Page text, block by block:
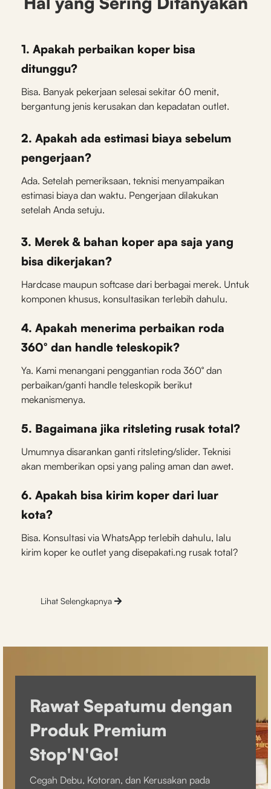
1. Apakah perbaikan koper bisa
ditunggu?
Bisa. Banyak pekerjaan selesai sekitar 60 menit,
bergantung jenis kerusakan dan kepadatan outlet.
2. Apakah ada estimasi biaya sebelum
pengerjaan?
Ada. Setelah pemeriksaan, teknisi menyampaikan
estimasi biaya dan waktu. Pengerjaan dilakukan
setelah Anda setuju.
3. Merek & bahan koper apa saja yang
bisa dikerjakan?
Hardcase maupun softcase dari berbagai merek. Untuk
komponen khusus, konsultasikan terlebih dahulu.
4. Apakah menerima perbaikan roda
360° dan handle teleskopik?
Ya. Kami menangani penggantian roda 360° dan
perbaikan/ganti handle teleskopik berikut
mekanismenya.
5. Bagaimana jika ritsleting rusak total?
Umumnya disarankan ganti ritsleting/slider. Teknisi
akan memberikan opsi yang paling aman dan awet.
6. Apakah bisa kirim koper dari luar
kota?
Bisa. Konsultasi via WhatsApp terlebih dahulu, lalu
kirim koper ke outlet yang disepakati.ng rusak total?
Lihat Selengkapnya
Rawat Sepatumu dengan
Produk Premium
Stop'N'Go!
Cegah Debu, Kotoran, dan Kerusakan pada